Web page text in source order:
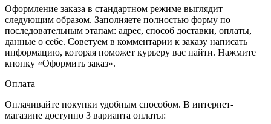
Оформление заказа в стандартном режиме выглядит
следующим образом. Заполняете полностью форму по
последовательным этапам: адрес, способ доставки, оплаты,
данные о себе. Советуем в комментарии к заказу написать
информацию, которая поможет курьеру вас найти. Нажмите
кнопку «Оформить заказ».
Оплата
Оплачивайте покупки удобным способом. В интернет-
магазине доступно 3 варианта оплаты: